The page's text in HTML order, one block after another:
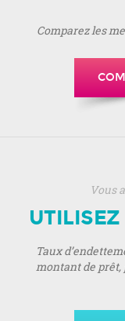
Comparez les
Vous
Taux
montant de prêt,